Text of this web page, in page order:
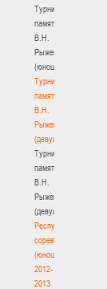
Турнир
памяти
В.Н.
Рыженкова
(юноши)
Турнир
памяти
В.Н.
Рыженкова
(девушки)
Турнир
памяти
В.Н.
Рыженкова
(девушки)
Республиканские
соревнования
(юноши)
2012-
2013